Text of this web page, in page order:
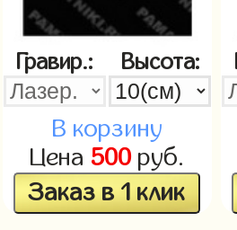
Гравир.: Высота:
В корзину
Цена 500руб.
Заказ в 1 клик